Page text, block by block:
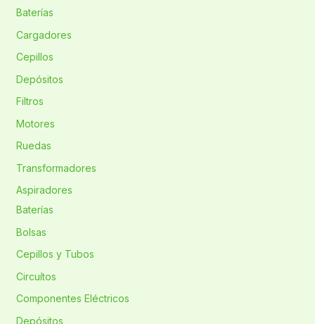
Baterías
Cargadores
Cepillos
Depósitos
Filtros
Motores
Ruedas
Transformadores
Aspiradores
Baterías
Bolsas
Cepillos y Tubos
Circuítos
Componentes Eléctricos
Depósitos